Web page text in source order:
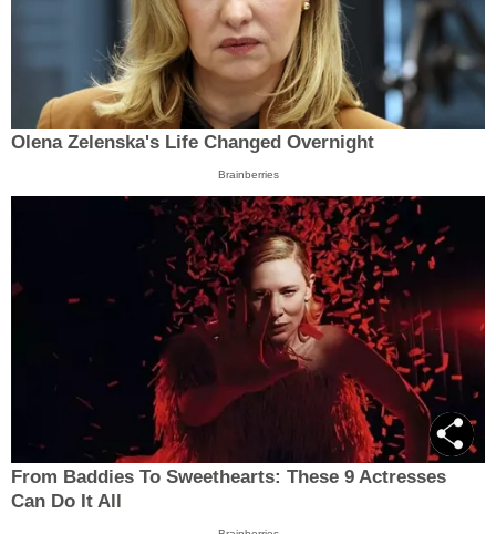
Olena Zelenska's Life Changed Overnight
Brainberries
From Baddies To Sweethearts: These 9 Actresses
Can Do It All